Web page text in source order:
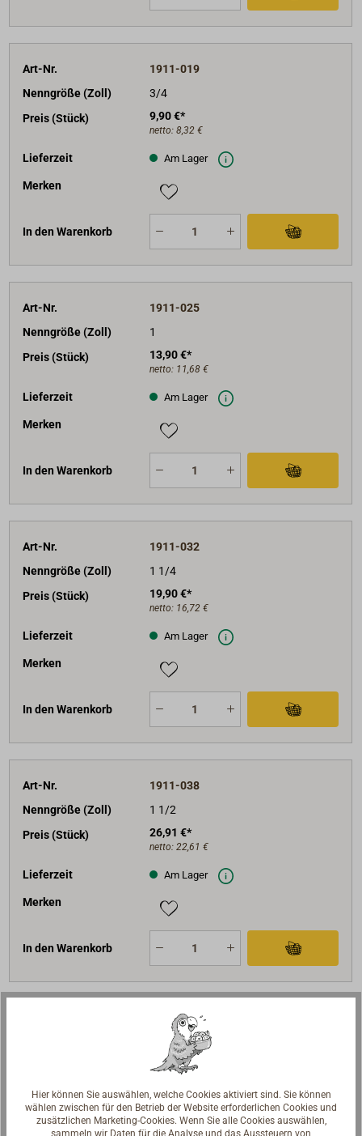
Art-Nr.
1911-019
Nenngröße (Zoll)
3/4
Preis (Stück)
9,90 €*
netto: 8,32 €
Lieferzeit Am Lager
Merken
In den Warenkorb
Art-Nr.
1911-025
Nenngröße (Zoll)
1
Preis (Stück)
13,90 €*
netto: 11,68 €
Lieferzeit Am Lager
Merken
In den Warenkorb
Art-Nr.
1911-032
Nenngröße (Zoll)
1 1/4
Preis (Stück)
19,90 €*
netto: 16,72 €
Lieferzeit Am Lager
Merken
In den Warenkorb
Art-Nr.
1911-038
Nenngröße (Zoll)
1 1/2
Preis (Stück)
26,91 €*
netto: 22,61 €
Lieferzeit Am Lager
Merken
In den Warenkorb
1911-050
36,50 €*
Lieferzeit Am Lager
Hier können Sie auswählen, welche Cookies aktiviert sind. Sie können
wählen zwischen für den Betrieb der Website erforderlichen Cookies und
zusätzlichen Marketing-Cookies. Wenn Sie alle Cookies auswählen,
sammeln wir Daten für die Analyse und das Aussteuern von